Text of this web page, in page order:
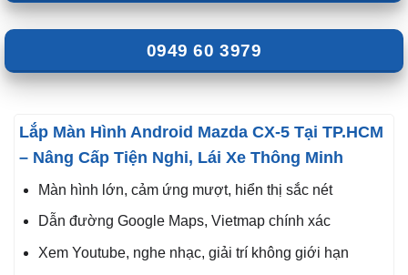
0949 60 3979
Lắp Màn Hình Android Mazda CX-5 Tại TP.HCM
– Nâng Cấp Tiện Nghi, Lái Xe Thông Minh
Màn hình lớn, cảm ứng mượt, hiển thị sắc nét
Dẫn đường Google Maps, Vietmap chính xác
Xem Youtube, nghe nhạc, giải trí không giới hạn